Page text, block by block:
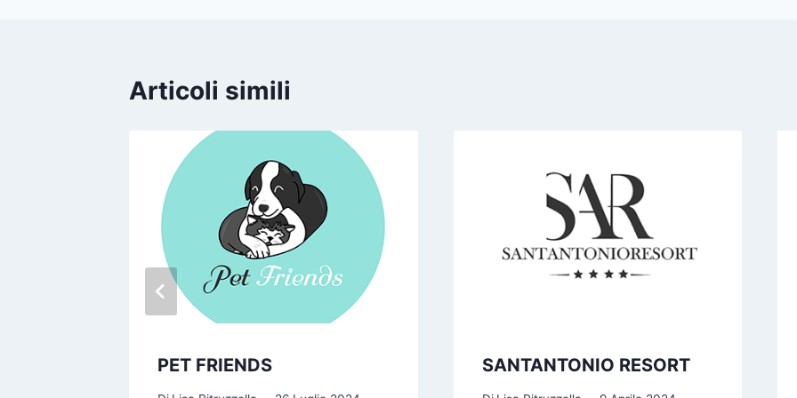
Articoli simili
PET FRIENDS SANTANTONIO RESORT